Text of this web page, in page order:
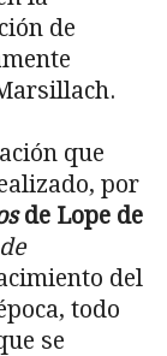
de
que
por
de Lope de
del
todo
se